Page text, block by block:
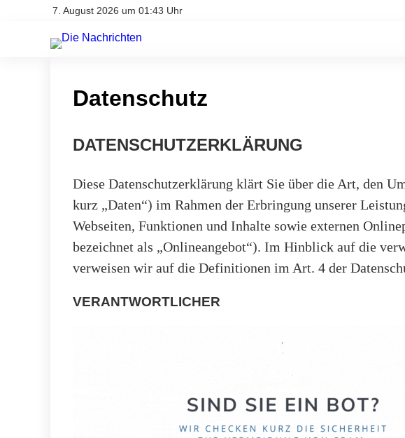
7. August 2026 um 01:43 Uhr
Datenschutz
DATENSCHUTZERKLÄRUNG
Diese Datenschutzerklärung klärt Sie über die Art, den
kurz „Daten“) im Rahmen der Erbringung unserer
Webseiten, Funktionen und Inhalte sowie externen
bezeichnet als „Onlineangebot“). Im Hinblick auf die
verweisen wir auf die Definitionen im Art. 4 der
VERANTWORTLICHER